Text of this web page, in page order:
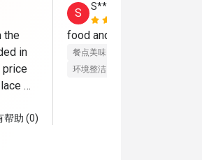
the
in
price
帮助 (0)
S
S****n
餐点美味
环境整洁